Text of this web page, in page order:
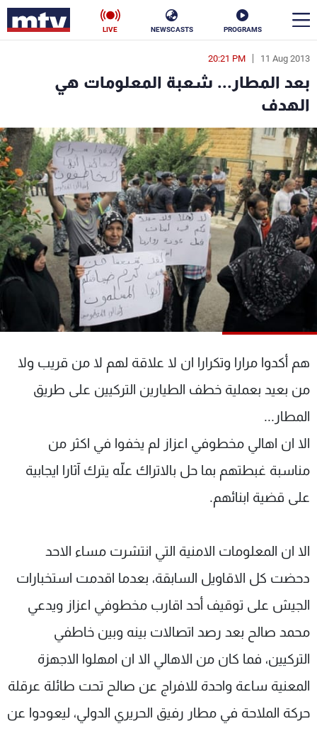
PROGRAMS
NEWSCASTS
LIVE
11 Aug 2013
20:21 PM
بعد المطار... شعبة المعلومات هي
الهدف
هم أكدوا مرارا وتكرارا ان لا علاقة لهم لا من قريب ولا
من بعيد بعملية خطف الطيارين التركيين على طريق
المطار...
الا ان اهالي مخطوفي اعزاز لم يخفوا في اكثر من
مناسبة غبطتهم بما حل بالاتراك علّه يترك آثارا ايجابية
على قضية ابنائهم.
الا ان المعلومات الامنية التي انتشرت مساء الاحد
دحضت كل الاقاويل السابقة، بعدما اقدمت استخبارات
الجيش على توقيف أحد اقارب مخطوفي اعزاز ويدعي
محمد صالح بعد رصد اتصالات بينه وبين خاطفي
التركيين، فما كان من الاهالي الا ان امهلوا الاجهزة
المعنية ساعة واحدة للافراج عن صالح تحت طائلة عرقلة
حركة الملاحة في مطار رفيق الحريري الدولي، ليعودوا عن
en
الأخبار
سياسة ناس
إقتصاد فن
منوعات رياضة
كأس العالم
البرامج
جدول البرامج
شاهد البرامج
الترددات
عن MTV
الإنـتـاج
لاعلاناتكم
وظائف
سياسة الخصوصية